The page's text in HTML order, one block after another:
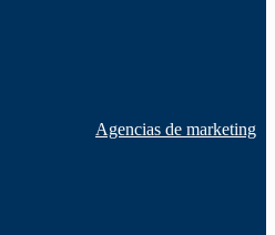
Agencias de marketing